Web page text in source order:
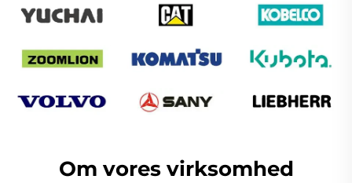
Om vores virksomhed